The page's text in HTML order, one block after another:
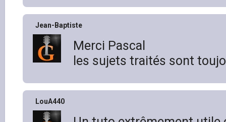
Jean-Baptiste
Merci Pascal
les sujets traités sont
LouA440